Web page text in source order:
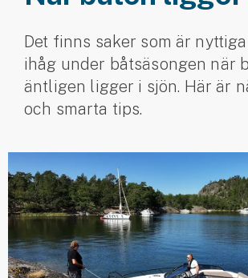
Bilförsäkring för företag
Fordon
Snöskoterförsäkring
Släpvagnsförsäkring
Husvagnsförsäkring
Motorcykel
Det finns saker som är
ihåg under båtsäsongen när
äntligen ligger i sjön. Här är
och smarta tips.